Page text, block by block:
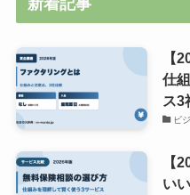
【
仕
ス3
ビ
【
い